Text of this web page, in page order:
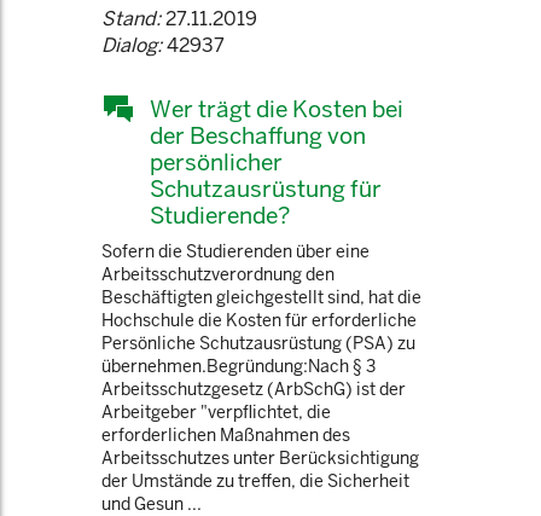
Stand:27.11.2019
Dialog:42937
Wer trägt die Kosten bei
der Beschaffung von
persönlicher
Schutzausrüstung für
Studierende?
Sofern die Studierenden über eine
Arbeitsschutzverordnung den
Beschäftigten gleichgestellt sind, hat die
Hochschule die Kosten für erforderliche
Persönliche Schutzausrüstung (PSA) zu
übernehmen.Begründung:Nach § 3
Arbeitsschutzgesetz (ArbSchG) ist der
Arbeitgeber "verpflichtet, die
erforderlichen Maßnahmen des
Arbeitsschutzes unter Berücksichtigung
der Umstände zu treffen, die Sicherheit
und Gesun ...